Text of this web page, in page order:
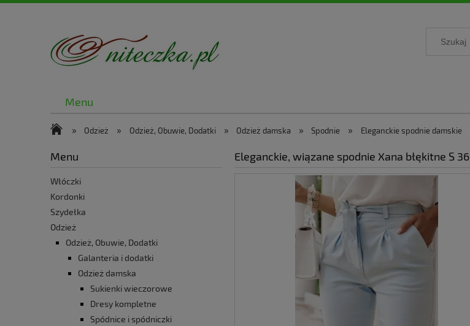
Menu
» Odzież » Odzież, Obuwie, Dodatki » Odzież damska » Spodnie » Eleganckie spodnie damskie
Menu
Włóczki
Kordonki
Szydełka
Odzież
Odzież, Obuwie, Dodatki
Galanteria i dodatki
Odzież damska
Sukienki wieczorowe
Dresy kompletne
Spódnice i spódniczki
Eleganckie, wiązane spodnie Xana błękitne S 36